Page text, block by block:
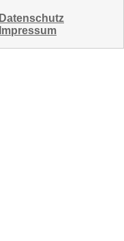
Datenschutz
Impressum